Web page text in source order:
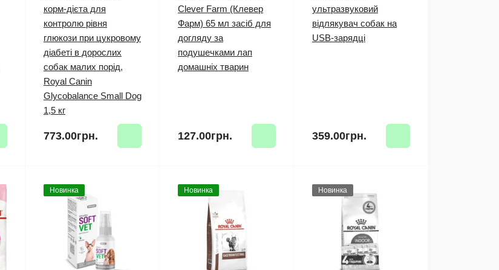
корм-дієта для
контролю рівня
глюкози при цукровому
діабеті в дорослих
собак малих порід,
Royal Canin
Glycobalance Small Dog
1,5 кг
773.00грн.
Clever Farm (Клевер
Фарм) 65 мл засіб для
догляду за
подушечками лап
домашніх тварин
127.00грн.
ультразвуковий
відлякувач собак на
USB-зарядці
359.00грн.
Новинка Новинка Новинка